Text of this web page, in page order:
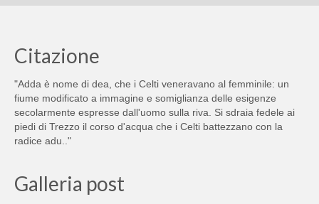
Citazione
"Adda è nome di dea, che i Celti veneravano al femminile: un
fiume modificato a immagine e somiglianza delle esigenze
secolarmente espresse dall'uomo sulla riva. Si sdraia fedele ai
piedi di Trezzo il corso d'acqua che i Celti battezzano con la
radice adu.."
Galleria post